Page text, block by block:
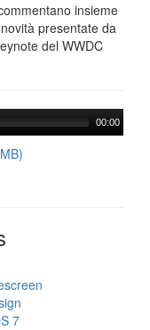
insieme
presentate da
del WWDC
00:00
7